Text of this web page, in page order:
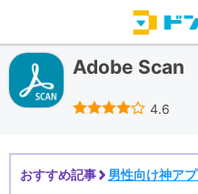
Adobe Scan
starstarstarstarstarempty 4.6
おすすめ記事 right 男性向け神ア